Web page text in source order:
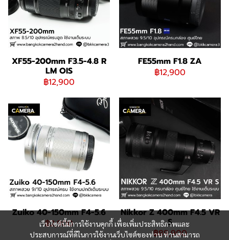
XF55-200mm F3.5-4.8 R
LM OIS
฿12,900
FE55mm F1.8 ZA
฿12,900
Zuiko 40-150mm F4-5.6
฿2,900
Nikkor Z 400mm F4.5 VR
S
฿89,900
เว็บไซต์นี้มีการใช้งานคุกกี้ เพื่อเพิ่มประสิทธิภาพและ
ประสบการณ์ที่ดีในการใช้งานเว็บไซต์ของท่าน ท่านสามารถ